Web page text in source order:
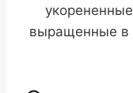
выращенные в